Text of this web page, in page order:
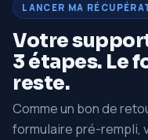
LANCER MA
Votre
3 étapes. Le
reste.
Comme un bon de
formulaire pré-rempli,